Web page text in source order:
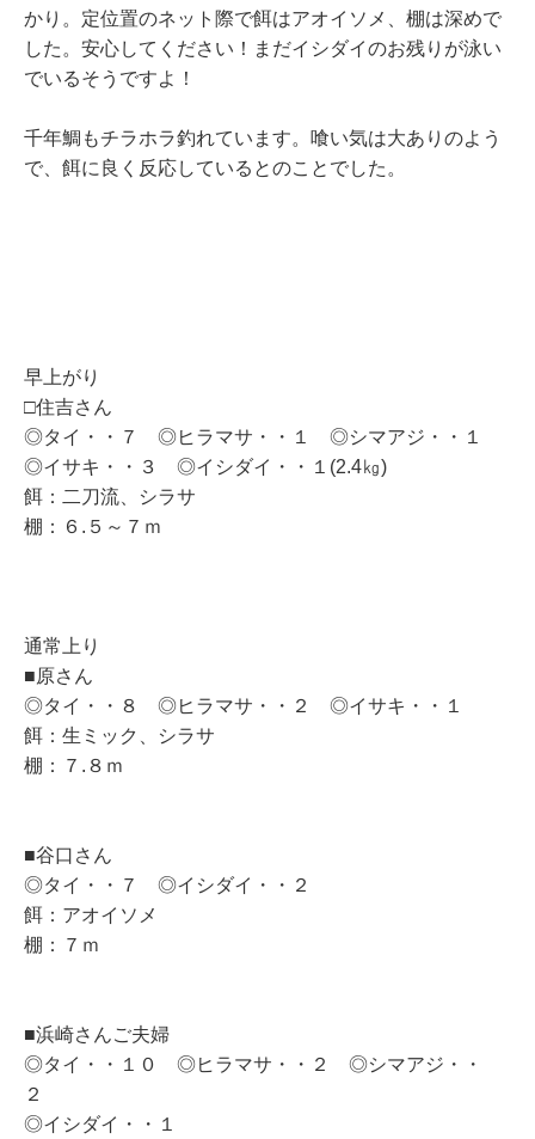
かり。定位置のネット際で餌はアオイソメ、棚は深めで
した。安心してください！まだイシダイのお残りが泳い
でいるそうですよ！
千年鯛もチラホラ釣れています。喰い気は大ありのよう
で、餌に良く反応しているとのことでした。
早上がり
□住吉さん
◎タイ・・７ ◎ヒラマサ・・１ ◎シマアジ・・１
◎イサキ・・３ ◎イシダイ・・１(2.4㎏)
餌：二刀流、シラサ
棚：６.５～７ｍ
通常上り
■原さん
◎タイ・・８ ◎ヒラマサ・・２ ◎イサキ・・１
餌：生ミック、シラサ
棚：７.８ｍ
■谷口さん
◎タイ・・７ ◎イシダイ・・２
餌：アオイソメ
棚：７ｍ
■浜崎さんご夫婦
◎タイ・・１０ ◎ヒラマサ・・２ ◎シマアジ・・
２
◎イシダイ・・１